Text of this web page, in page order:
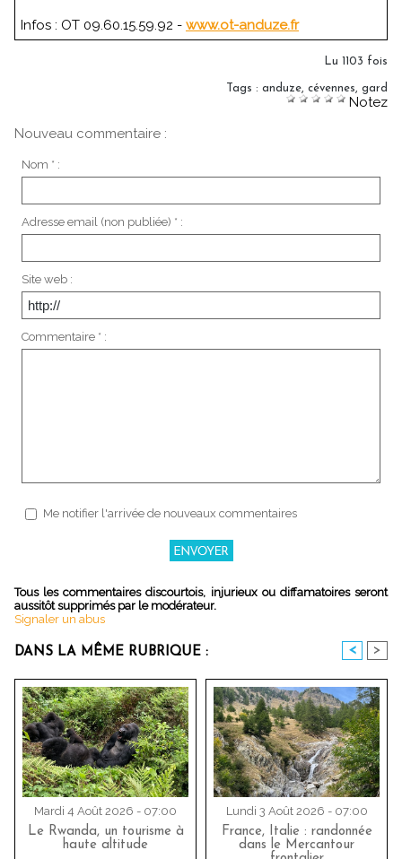
Infos : OT 09.60.15.59.92 - www.ot-anduze.fr
Lu 1103 fois
Tags : anduze cévennes gard
Notez
Nouveau commentaire :
Nom * :
Adresse email (non publiée) * :
Site web :
Commentaire * :
Me notifier l'arrivée de nouveaux commentaires
Tous les commentaires discourtois, injurieux ou diffamatoires seront
aussitôt supprimés par le modérateur.
Signaler un abus
DANS LA MÊME RUBRIQUE : < >
Mardi 4 Août 2026 - 07:00
Le Rwanda, un tourisme à
haute altitude
Lundi 3 Août 2026 - 07:00
France, Italie : randonnée
dans le Mercantour